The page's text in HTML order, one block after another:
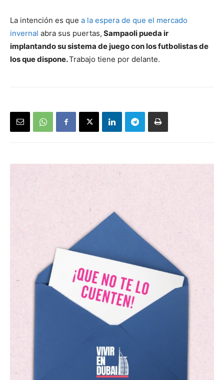
La intención es que a la espera de que el mercado
invernal abra sus puertas, Sampaoli pueda ir
implantando su sistema de juego con los futbolistas de
los que dispone.Trabajo tiene por delante.